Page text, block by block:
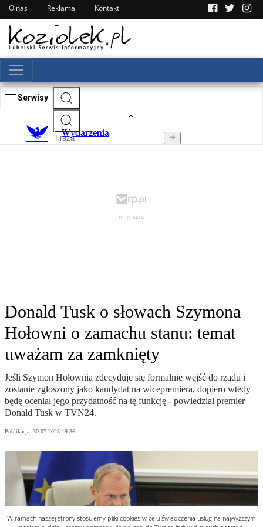
O nas Reklama Kontakt
W ramach naszej strony stosujemy pliki cookies w celu świadczenia usług na najwyższym